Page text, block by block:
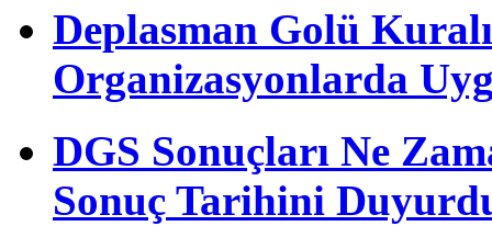
Deplasman Golü
Organizasyonlarda
DGS Sonuçları Ne
Sonuç Tarihini